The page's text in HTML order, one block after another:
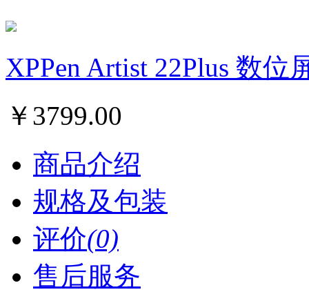
XPPen Artist 22Plus 数位
￥ 3799.00
商品介绍
规格及包装
评价(0)
售后服务